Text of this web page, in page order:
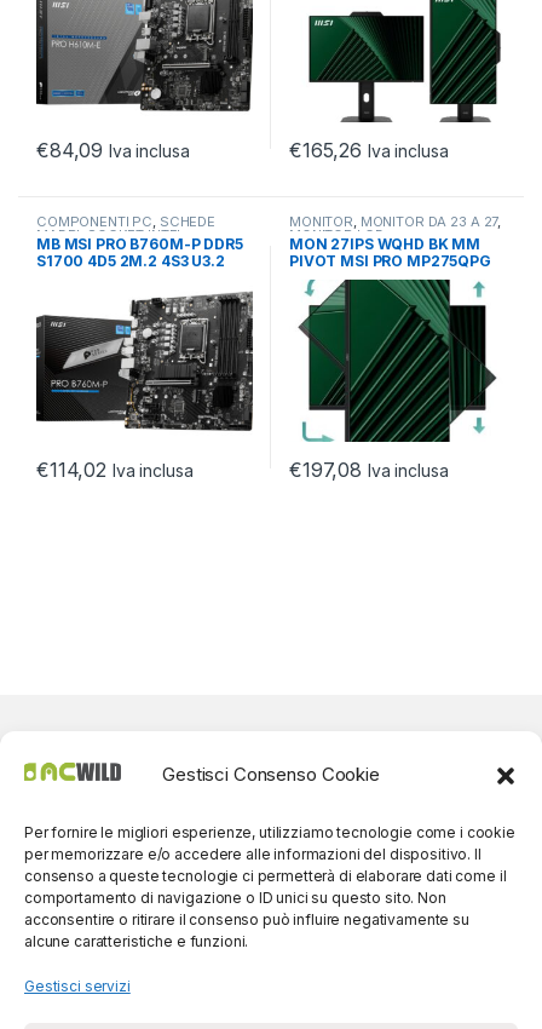
Gestisci Consenso Cookie
Per fornire le migliori esperienze, utilizziamo tecnologie come i cookie
per memorizzare e/o accedere alle informazioni del dispositivo. Il
consenso a queste tecnologie ci permetterà di elaborare dati come il
comportamento di navigazione o ID unici su questo sito. Non
acconsentire o ritirare il consenso può influire negativamente su
alcune caratteristiche e funzioni.
Gestisci servizi
€84,09 Iva inclusa €165,26 Iva inclusa
COMPONENTI PC, SCHEDE
MADRI,SOCKET INTEL
MB MSI PRO B760M-P DDR5
S1700 4D5 2M.2 4S3 U3.2
€114,02 Iva inclusa
MONITOR, MONITOR DA 23 A 27,
MONITOR LCD
MON 27IPS WQHD BK MM
PIVOT MSI PRO MP275QPG
1MS 100HZ
€197,08 Iva inclusa